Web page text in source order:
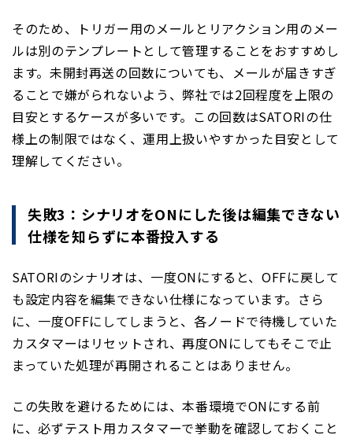
そのため、トリガー用のメールとリアクション用のメー
ルは別のテンプレートとして管理することをおすすめし
ます。未開封再送の回数についても、メールが届きすぎ
ることで嫌がられないよう、弊社では2回程度を上限の
目安とするケースが多いです。この回数はSATORIの仕
様上の制限ではなく、運用上扱いやすかった目安として
理解してください。
失敗3：シナリオをONにした後は編集できない
仕様を知らずに本番投入する
SATORIのシナリオは、一度ONにすると、OFFに戻して
も設定内容を編集できない仕様になっています。さら
に、一度OFFにしてしまうと、各ノードで待機していた
カスタマーはリセットされ、再度ONにしてもそこで止
まっていた処理が再開されることはありません。
この失敗を避けるためには、本番環境でONにする前
に、必ずテスト用カスタマーで挙動を確認しておくこと